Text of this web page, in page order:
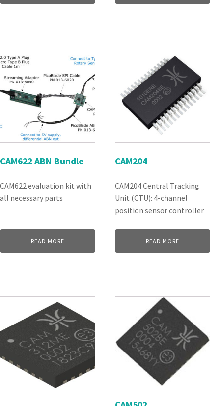
CAM622 ABN Bundle
CAM622 evaluation kit with
all necessary parts
READ MORE
CAM204
CAM204 Central Tracking
Unit (CTU): 4-channel
position sensor controller
READ MORE